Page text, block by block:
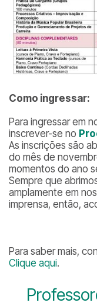
Como ingressar:
Para ingressar em
inscrever-se no
As inscrições são
do mês de
momentos do ano
Sempre que
amplamente em
imprensa, então,
Para saber mais,
Clique aqui.